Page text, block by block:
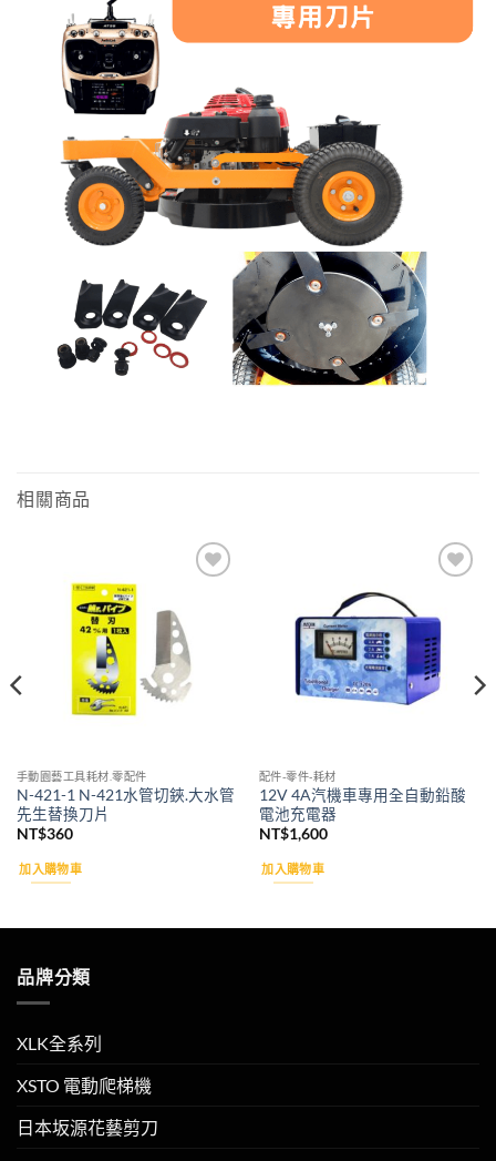
相關商品
手動園藝工具耗材.零配件
N-421-1 N-421水管切鋏.大水管
先生替換刀片
NT$360
加入購物車
配件-零件-耗材
12V 4A汽機車專用全自動鉛酸
電池充電器
NT$1,600
加入購物車
品牌分類
XLK全系列
XSTO 電動爬梯機
日本坂源花藝剪刀